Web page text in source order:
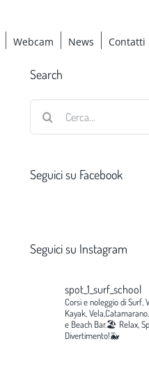
Webcam News Contatti
Search
Seguici su Facebook
Seguici su Instagram
spot_1_surf_school
Corsi e noleggio di Surf,
Kayak,
e Beach Bar.🏖️ Relax,
Divertimento!🐳